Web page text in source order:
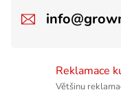
Reklamace
Většinu